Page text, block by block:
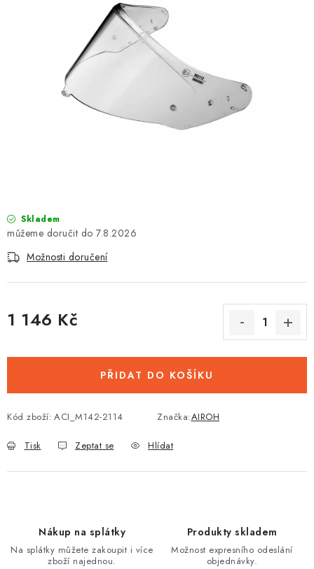
NÁPLNĚ A KAPALINY
NÁHRADNÍ DÍLY
Podmínky ochrany osobních údajů
Skladem
7.8.2026
Možnosti doručení
1 146 Kč
PŘIDAT DO KOŠÍKU
Kód zboží: ACI_M142-2114 Značka:AIROH
Tisk Zeptat se Hlídat
Nákup na splátky
Na splátky můžete zakoupit i více
zboží najednou.
Produkty skladem
Možnost expresního odeslání
objednávky.